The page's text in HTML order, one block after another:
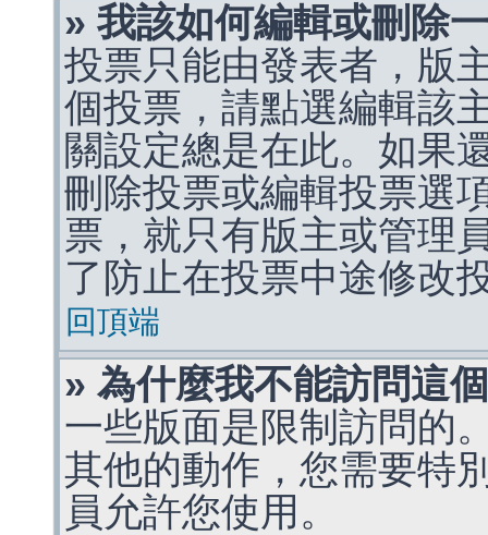
» 我該如何編輯或刪除
投票只能由發表者，版
個投票，請點選編輯該
關設定總是在此。如果
刪除投票或編輯投票選
票，就只有版主或管理
了防止在投票中途修改
回頂端
» 為什麼我不能訪問這
一些版面是限制訪問的
其他的動作，您需要特
員允許您使用。